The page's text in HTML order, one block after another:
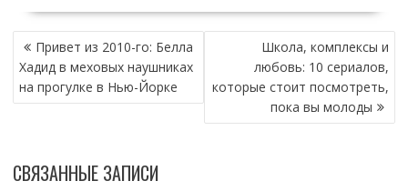
НАВИГАЦИЯ
ПО
ЗАПИСЯМ
Привет из 2010-го: Белла
Хадид в меховых наушниках
на прогулке в Нью-Йорке
Школа, комплексы и
любовь: 10 сериалов,
которые стоит посмотреть,
пока вы молоды
СВЯЗАННЫЕ ЗАПИСИ